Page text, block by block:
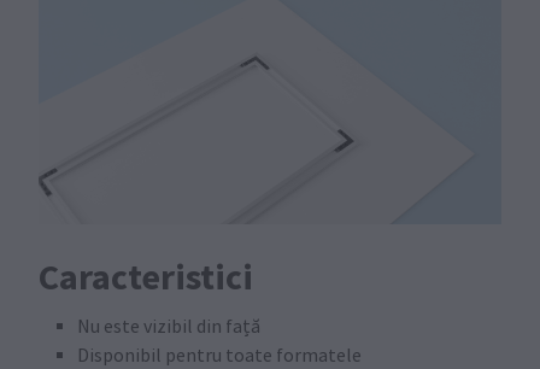
Caracteristici
Nu este vizibil din față
Disponibil pentru toate formatele